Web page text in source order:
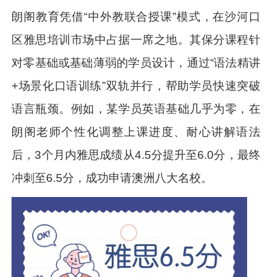
朗阁教育凭借“中外教联合授课”模式，在沙河口
区雅思培训市场中占据一席之地。其保分课程针
对零基础或基础薄弱的学员设计，通过“语法精讲
+场景化口语训练”双轨并行，帮助学员快速突破
语言瓶颈。例如，某学员英语基础几乎为零，在
朗阁老师个性化调整上课进度、耐心讲解语法
后，3个月内雅思成绩从4.5分提升至6.0分，最终
冲刺至6.5分，成功申请澳洲八大名校。